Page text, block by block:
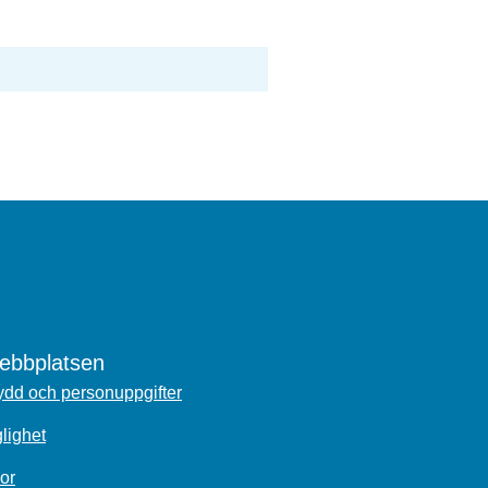
och personuppgifter